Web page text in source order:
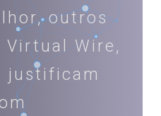
outros
Virtual Wire,
justificam